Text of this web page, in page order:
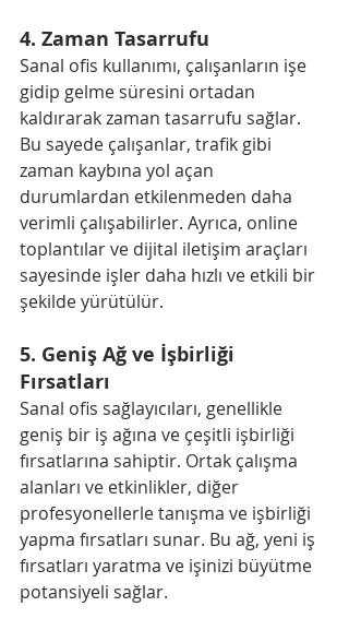
4. Zaman Tasarrufu
Sanal ofis kullanımı, çalışanların işe
gidip gelme süresini ortadan
kaldırarak zaman tasarrufu sağlar.
Bu sayede çalışanlar, trafik gibi
zaman kaybına yol açan
durumlardan etkilenmeden daha
verimli çalışabilirler. Ayrıca, online
toplantılar ve dijital iletişim araçları
sayesinde işler daha hızlı ve etkili bir
şekilde yürütülür.
5. Geniş Ağ ve İşbirliği
Fırsatları
Sanal ofis sağlayıcıları, genellikle
geniş bir iş ağına ve çeşitli işbirliği
fırsatlarına sahiptir. Ortak çalışma
alanları ve etkinlikler, diğer
profesyonellerle tanışma ve işbirliği
yapma fırsatları sunar. Bu ağ, yeni iş
fırsatları yaratma ve işinizi büyütme
potansiyeli sağlar.